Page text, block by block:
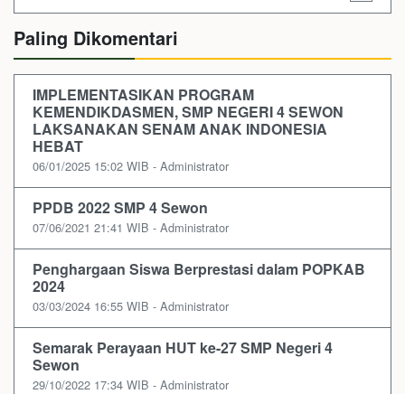
Paling Dikomentari
IMPLEMENTASIKAN PROGRAM
KEMENDIKDASMEN, SMP NEGERI 4 SEWON
LAKSANAKAN SENAM ANAK INDONESIA
HEBAT
06/01/2025 15:02 WIB - Administrator
PPDB 2022 SMP 4 Sewon
07/06/2021 21:41 WIB - Administrator
Penghargaan Siswa Berprestasi dalam POPKAB
2024
03/03/2024 16:55 WIB - Administrator
Semarak Perayaan HUT ke-27 SMP Negeri 4
Sewon
29/10/2022 17:34 WIB - Administrator